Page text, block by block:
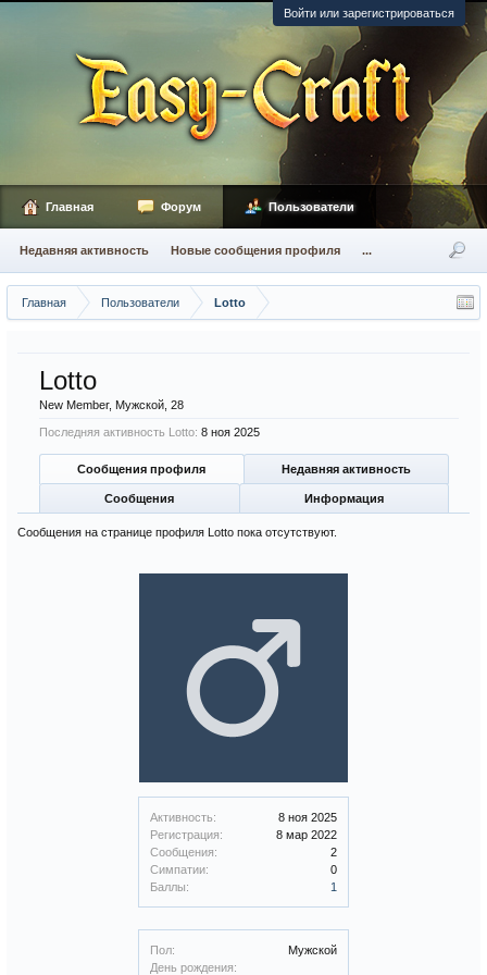
Войти или зарегистрироваться
Главная Пользователи Lotto
Активность:
8 ноя 2025
Регистрация:
8 мар 2022
Сообщения:
2
Симпатии:
0
Баллы:
1
Пол:
Мужской
День рождения:
Lotto
New Member, Мужской, 28
Последняя активность Lotto: 8 ноя 2025
Сообщения профиля Недавняя активность
Сообщения Информация
Сообщения на странице профиля Lotto пока отсутствуют.
Главная Форум Пользователи
Недавняя активность Новые сообщения профиля ...